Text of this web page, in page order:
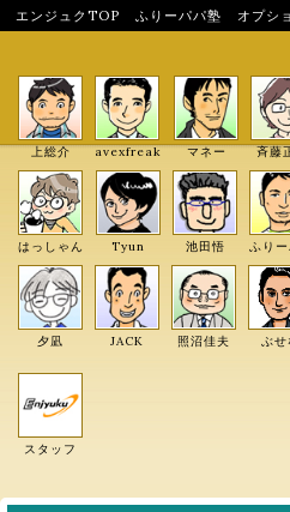
エンジュクTOP ふりーパパ塾 オプシ
上総介 avexfreak マネー 斉藤
はっしゃん Tyun 池田悟 ふり
夕凪 JACK 照沼佳夫 ぶせ
スタッフ